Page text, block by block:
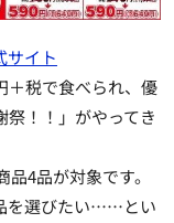
サイト
税で食べられ、 優
祭！！」がやってき
品4品が対象です。
を選びたい……とい